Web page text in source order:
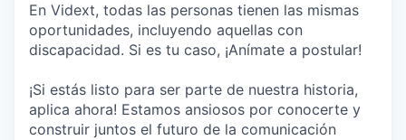
En Vidext, todas las personas tienen las mismas
oportunidades, incluyendo aquellas con
discapacidad. Si es tu caso, ¡Anímate a postular!
¡Si estás listo para ser parte de nuestra historia,
aplica ahora! Estamos ansiosos por conocerte y
construir juntos el futuro de la comunicación